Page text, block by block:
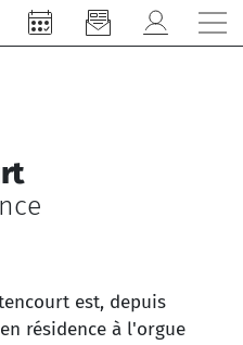
est, depuis
résidence à l'orgue